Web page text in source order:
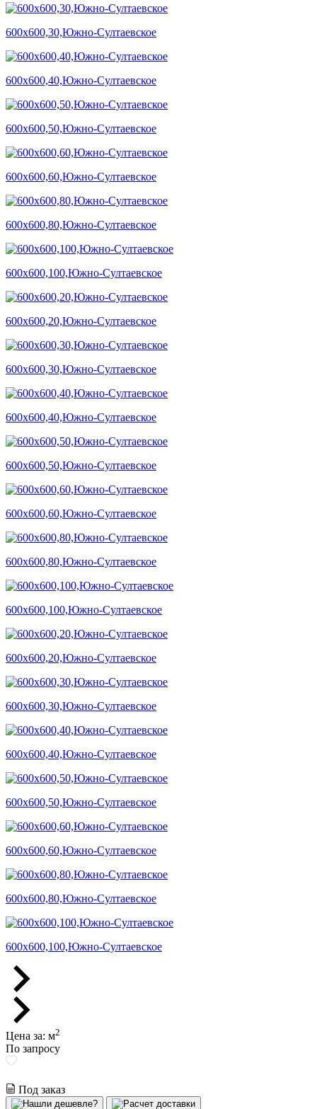
600х600,30,Южно-Султаевское
600х600,40,Южно-Султаевское
600х600,50,Южно-Султаевское
600х600,60,Южно-Султаевское
600х600,80,Южно-Султаевское
600х600,100,Южно-Султаевское
600х600,20,Южно-Султаевское
600х600,30,Южно-Султаевское
600х600,40,Южно-Султаевское
600х600,50,Южно-Султаевское
600х600,60,Южно-Султаевское
600х600,80,Южно-Султаевское
600х600,100,Южно-Султаевское
600х600,20,Южно-Султаевское
600х600,30,Южно-Султаевское
600х600,40,Южно-Султаевское
600х600,50,Южно-Султаевское
600х600,60,Южно-Султаевское
600х600,80,Южно-Султаевское
600х600,100,Южно-Султаевское
Цена за: м2
По запросу
Под заказ